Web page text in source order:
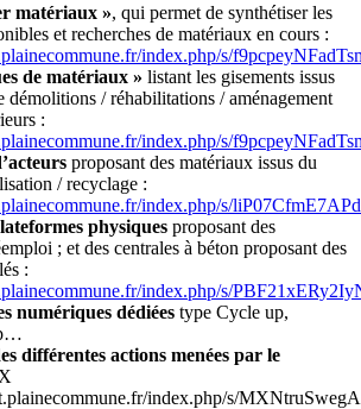
matériaux », qui permet de synthétiser les
et recherches de matériaux en cours :
index.php/s/
de matériaux » listant les gisements issus
démolitions / réhabilitations / aménagement
:
index.php/s/
proposant des matériaux issus du
/ recyclage :
index.php/s/
physiques proposant des
; et des centrales à béton proposant des
:
index.php/s/
numériques dédiées type Cycle up,
différentes actions menées par le
index.php/s/